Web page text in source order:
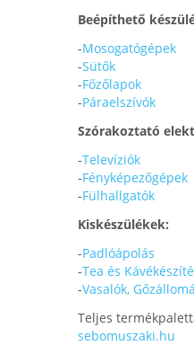
Beépíthető
-Mosogatógépek
-Sütők
-Főzőlapok
-Páraelszívók
Szórakoztató
-Televíziók
-Fényképezőgépek
-Fülhallgatók
Kiskészülékek:
-Padlóápolás
-Tea és
-Vasalók,
Teljes
sebomuszaki.hu